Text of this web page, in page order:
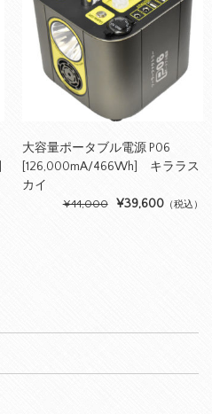
大容量ポータブル電源 P06
[126,000mA/466Wh] キララス
カイ
¥44,000 ¥39,600 （税込）